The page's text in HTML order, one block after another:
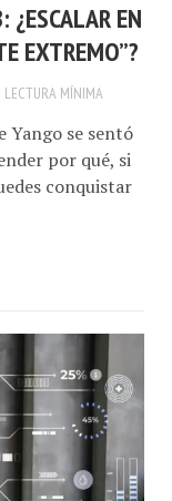
¿ESCALAR EN
EXTREMO”?
LECTURA MÍNIMA
Yango se sentó
por qué, si
conquistar